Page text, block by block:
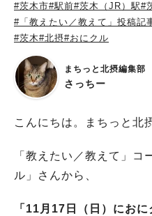
#茨木市#駅前#茨木（JR）駅#
#「教えたい／教えて」投稿記
#茨木#北摂#おにクル
まちっと北摂編集部
さっちー
こんにちは。まちっと北
「教えたい／教えて」
ル」さんから、
「11月17日（日）にお